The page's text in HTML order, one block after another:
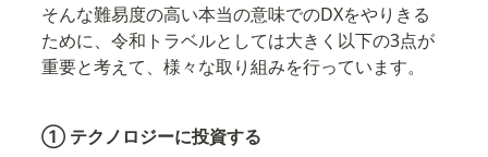
そんな難易度の高い本当の意味でのDXをやりきる
ために、令和トラベルとしては大きく以下の3点が
重要と考えて、様々な取り組みを行っています。
① テクノロジーに投資する